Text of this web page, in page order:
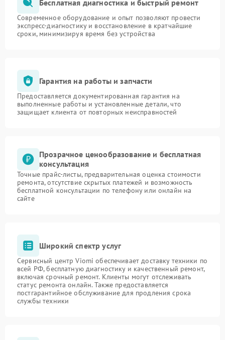
Бесплатная диагностика и быстрый ремонт
Современное оборудование и опыт позволяют провести
экспресс-диагностику и восстановление в кратчайшие
сроки, минимизируя время без устройства
Гарантия на работы и запчасти
Предоставляется документированная гарантия на
выполненные работы и установленные детали, что
защищает клиента от повторных неисправностей
Прозрачное ценообразование и бесплатная
консультация
Точные прайс-листы, предварительная оценка стоимости
ремонта, отсутствие скрытых платежей и возможность
бесплатной консультации по телефону или онлайн на
сайте
Широкий спектр услуг
Сервисный центр Viomi обеспечивает доставку техники по
всей РФ, бесплатную диагностику и качественный ремонт,
включая срочный ремонт. Клиенты могут отслеживать
статус ремонта онлайн. Также предоставляется
постгарантийное обслуживание для продления срока
службы техники